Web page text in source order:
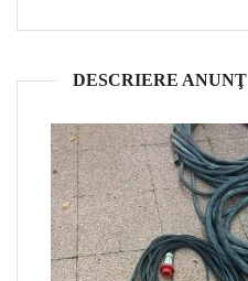
DESCRIERE ANUNŢ